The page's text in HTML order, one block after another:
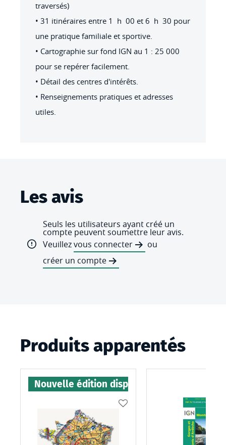
traversés)
• 31 itinéraires entre 1 h 00 et 6 h 30 pour
une pratique familiale et sportive.
• Cartographie sur fond IGN au 1 : 25 000
pour se repérer facilement.
• Détail des centres d'intérêts.
• Renseignements pratiques et adresses
utiles.
Les avis
Seuls les utilisateurs ayant créé un
compte peuvent soumettre leur avis.
Veuillezvous connecter
ou
créer un compte
Produits apparentés
Nouvelle édition disponible